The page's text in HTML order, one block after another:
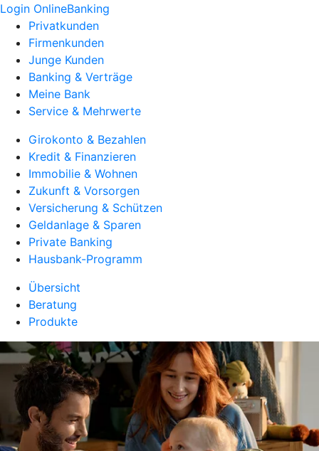
Login OnlineBanking
Privatkunden
Firmenkunden
Junge Kunden
Banking & Verträge
Meine Bank
Service & Mehrwerte
Girokonto & Bezahlen
Kredit & Finanzieren
Immobilie & Wohnen
Zukunft & Vorsorgen
Versicherung & Schützen
Geldanlage & Sparen
Private Banking
Hausbank-Programm
Übersicht
Beratung
Produkte